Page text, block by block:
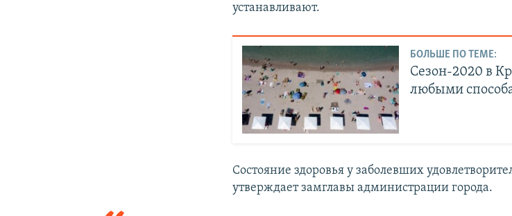
устанавливают.
БОЛЬШЕ ПО ТЕМЕ:
Сезон-2020 в
любыми
Состояние здоровья у заболевших
утверждает замглавы администрации города.